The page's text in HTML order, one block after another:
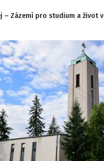
– Zázemí pro studium a život v